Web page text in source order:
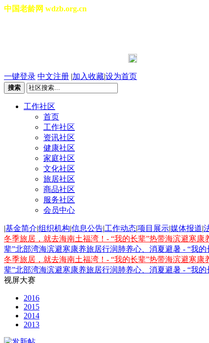
中国老龄网 wdzb.org.cn
一键登录 中文注册 |加入收藏|设为首页
搜索
工作社区
首页
工作社区
资讯社区
健康社区
家庭社区
文化社区
旅居社区
商品社区
服务社区
会员中心
|基金简介|组织机构|信息公告|工作动态|项目展示|媒体报道|
冬季旅居，就去海南土福湾！- “我的长辈”热带海滨避寒康
辈”北部湾海滨避寒康养旅居行润肺养心、消夏避暑 - “我
冬季旅居，就去海南土福湾！- “我的长辈”热带海滨避寒康
辈”北部湾海滨避寒康养旅居行润肺养心、消夏避暑 - “我
视屏大赛
2016
2015
2014
2013